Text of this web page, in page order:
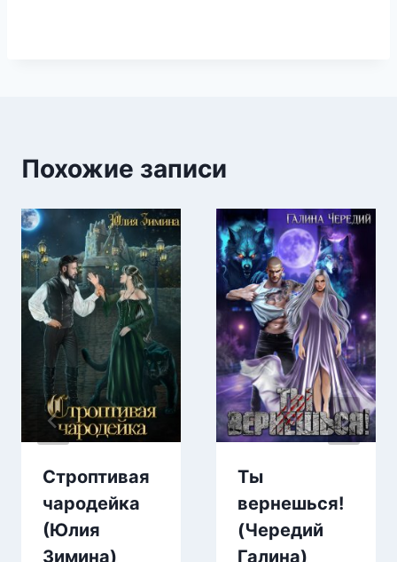
Похожие записи
Строптивая
чародейка
(Юлия
Зимина)
Ты
вернешься!
(Чередий
Галина)